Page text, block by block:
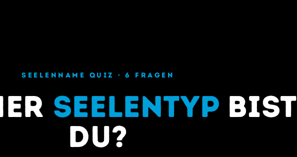
SEELENNAME QUIZ · 6 FRAGEN
Seelentyp bist
du?